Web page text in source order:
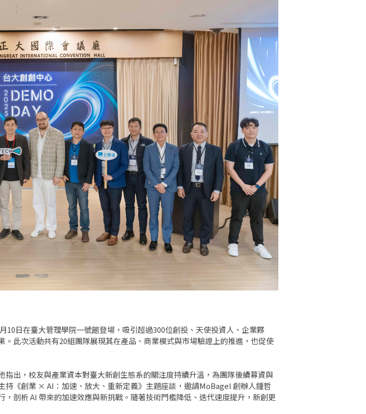
日在臺大管理學院一號館登場，吸引超過300位創投、天使投資人、企業夥
此次活動共有20組團隊展現其在產品、商業模式與市場驗證上的推進，也促使
出，校友與產業資本對臺大新創生態系的關注度持續升溫，為團隊後續募資與
《創業 × AI：加速、放大、重新定義》主題座談，邀請MoBagel 創辦人鍾哲
剖析 AI 帶來的加速效應與新挑戰。隨著技術門檻降低、迭代速度提升，新創更